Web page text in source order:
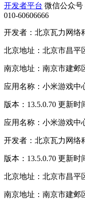
开发者平台 微信公众号
010-60606666
开发者：北京瓦力网络
北京地址：北京市昌平
南京地址：南京市建邺
应用名称：小米游戏中
版本：13.5.0.70 更新时
应用名称：小米游戏中
开发者：北京瓦力网络
版本：13.5.0.70 更新时
北京地址：北京市昌平
南京地址：南京市建邺